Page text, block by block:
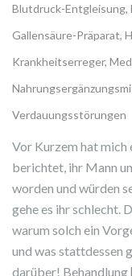
Blutdruck-Entgleisung,
Gallensäure-Präparat,
Krankheitserreger,
Verdauungsstörungen
Vor Kurzem hat mich
berichtet, ihr Mann
worden und würden
gehe es ihr schlecht.
warum solch ein
und was stattdessen
darüber!